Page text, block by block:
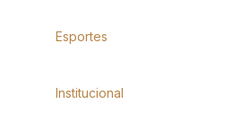
Esportes
Institucional